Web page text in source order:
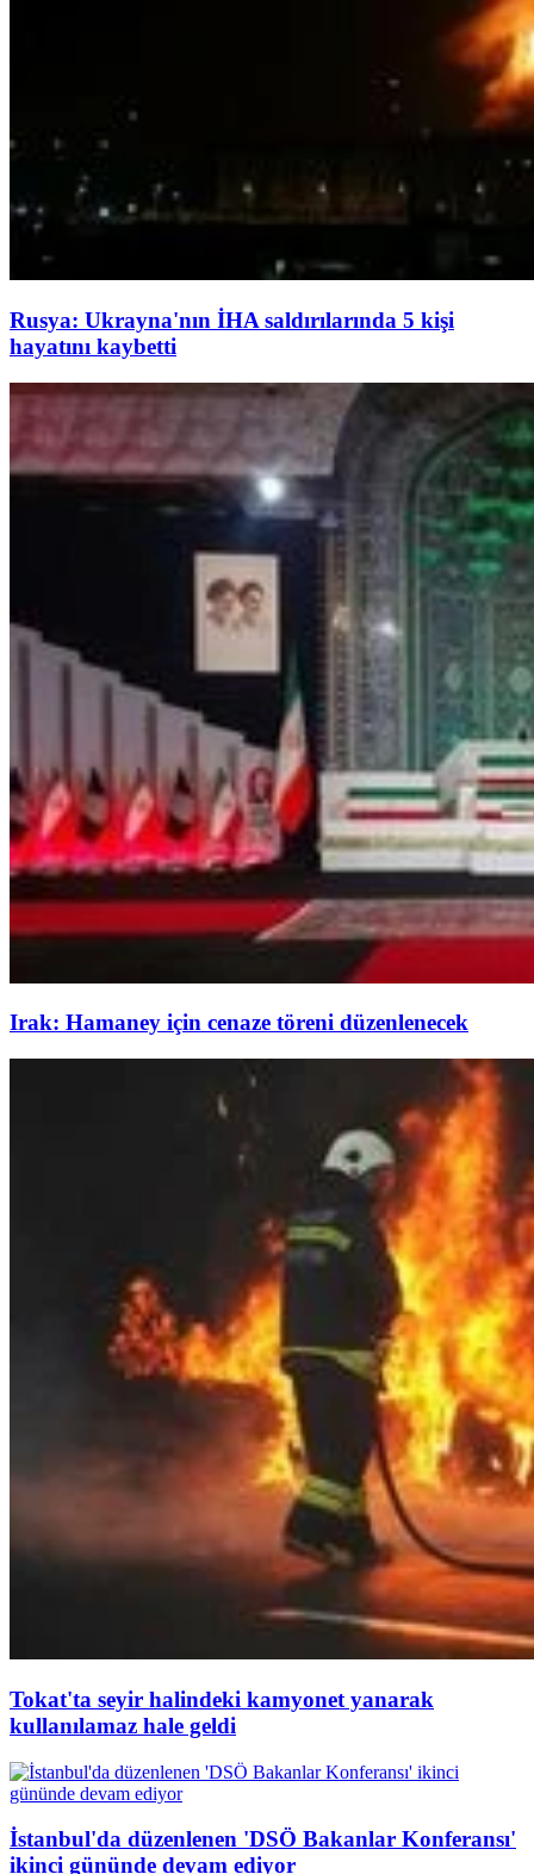
Rusya: Ukrayna'nın İHA saldırılarında 5 kişi
hayatını kaybetti
Irak: Hamaney için cenaze töreni düzenlenecek
Tokat'ta seyir halindeki kamyonet yanarak
kullanılamaz hale geldi
İstanbul'da düzenlenen 'DSÖ Bakanlar Konferansı'
ikinci gününde devam ediyor